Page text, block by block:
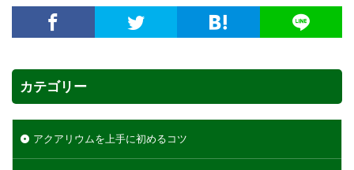
カテゴリー
アクアリウムを上手に初めるコツ